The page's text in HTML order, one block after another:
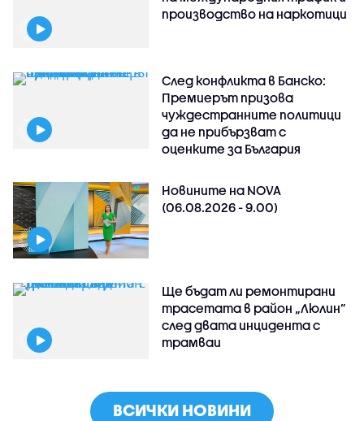
производство на наркотици
След конфликта в Банско:
Премиерът призова
чуждестранните политици
да не прибързват с
оценките за България
Новините на NOVA
(06.08.2026 - 9.00)
Ще бъдат ли ремонтирани
трасетата в район „Люлин”
след двата инцидента с
трамваи
ВСИЧКИ НОВИНИ